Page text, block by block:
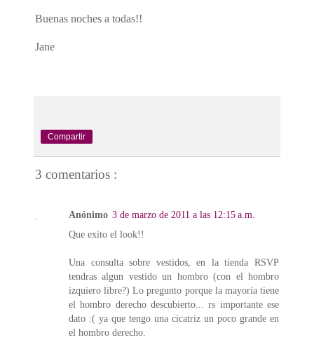
Buenas noches a todas!!
Jane
Compartir
3 comentarios :
Anónimo 3 de marzo de 2011 a las 12:15 a.m.
Que exito el look!!
Una consulta sobre vestidos, en la tienda RSVP
tendras algun vestido un hombro (con el hombro
izquiero libre?) Lo pregunto porque la mayoría tiene
el hombro derecho descubierto... rs importante ese
dato :( ya que tengo una cicatriz un poco grande en
el hombro derecho.